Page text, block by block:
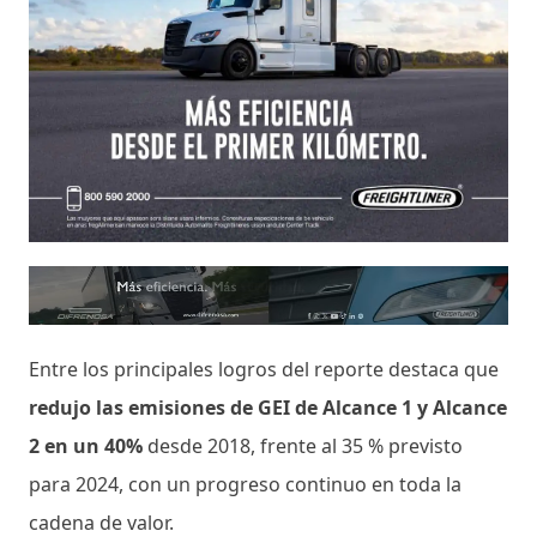
Entre los principales logros del reporte destaca que
redujo las emisiones de GEI de Alcance 1 y Alcance
2 en un 40% desde 2018, frente al 35 % previsto
para 2024, con un progreso continuo en toda la
cadena de valor.